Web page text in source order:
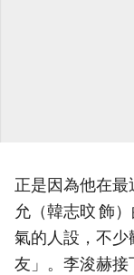
正是因為他在
允（韓志旼 飾
氣的人設，不少
友」。李浚赫接